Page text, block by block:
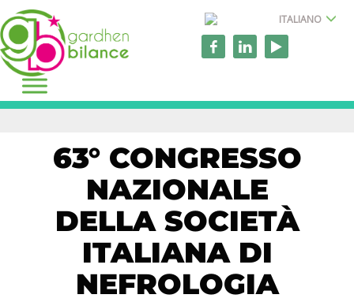
ITALIANO
63° CONGRESSO
NAZIONALE
DELLA SOCIETÀ
ITALIANA DI
NEFROLOGIA